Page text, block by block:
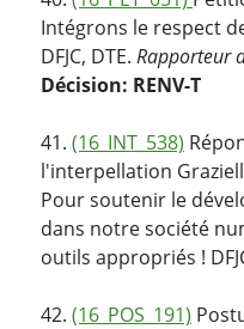
Intégrons le respect
DFJC, DTE. Rapporteur
Décision: RENV-T
41. (16_INT_538)
l'interpellation
Pour soutenir le
dans notre société
outils appropriés !
42. (16_POS_191)